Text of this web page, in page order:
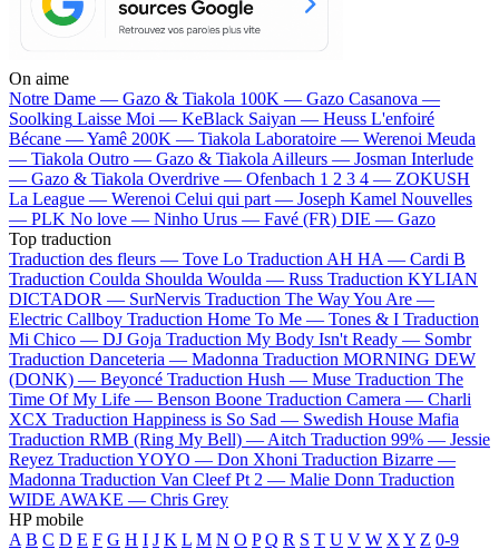
On aime
Notre Dame — Gazo & Tiakola 100K — Gazo Casanova —
Soolking Laisse Moi — KeBlack Saiyan — Heuss L'enfoiré
Bécane —Yamê 200K — Tiakola Laboratoire — Werenoi Meuda
— Tiakola Outro — Gazo & Tiakola Ailleurs — Josman Interlude
— Gazo & Tiakola Overdrive — Ofenbach 1 2 3 4 — ZOKUSH
La League — Werenoi Celui qui part — Joseph Kamel Nouvelles
— PLK No love — Ninho Urus — Favé (FR) DIE — Gazo
Top traduction
Traduction des fleurs — Tove Lo Traduction AH HA — Cardi B
Traduction Coulda Shoulda Woulda — Russ Traduction KYLIAN
DICTADOR — SurNervis Traduction The Way You Are —
Electric Callboy Traduction Home To Me — Tones & I Traduction
Mi Chico — DJ Goja Traduction My Body Isn't Ready — Sombr
Traduction Danceteria — Madonna Traduction MORNING DEW
(DONK) — Beyoncé Traduction Hush — Muse Traduction The
Time Of My Life — Benson Boone Traduction Camera — Charli
XCX Traduction Happiness is So Sad — Swedish House Mafia
Traduction RMB (Ring My Bell) — Aitch Traduction 99% — Jessie
Reyez Traduction YOYO — Don Xhoni Traduction Bizarre —
Madonna Traduction Van Cleef Pt 2 — Malie Donn Traduction
WIDE AWAKE — Chris Grey
HP mobile
A B C D E F G H I J K L M N O P Q R S T U V W X Y Z 0-9